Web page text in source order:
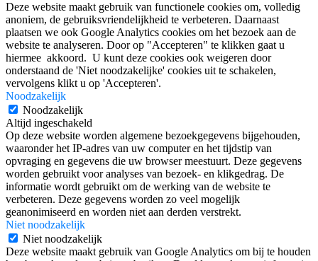
Deze website maakt gebruik van functionele cookies om, volledig
anoniem, de gebruiksvriendelijkheid te verbeteren. Daarnaast
plaatsen we ook Google Analytics cookies om het bezoek aan de
website te analyseren. Door op "Accepteren" te klikken gaat u
hiermee akkoord. U kunt deze cookies ook weigeren door
onderstaand de 'Niet noodzakelijke' cookies uit te schakelen,
vervolgens klikt u op 'Accepteren'.
Noodzakelijk
Noodzakelijk
Altijd ingeschakeld
Op deze website worden algemene bezoekgegevens bijgehouden,
waaronder het IP-adres van uw computer en het tijdstip van
opvraging en gegevens die uw browser meestuurt. Deze gegevens
worden gebruikt voor analyses van bezoek- en klikgedrag. De
informatie wordt gebruikt om de werking van de website te
verbeteren. Deze gegevens worden zo veel mogelijk
geanonimiseerd en worden niet aan derden verstrekt.
Niet noodzakelijk
Niet noodzakelijk
Deze website maakt gebruik van Google Analytics om bij te houden